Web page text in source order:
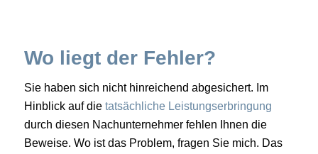
Wo liegt der Fehler?
Sie haben sich nicht hinreichend abgesichert. Im
Hinblick auf die tatsächliche Leistungserbringung
durch diesen Nachunternehmer fehlen Ihnen die
Beweise. Wo ist das Problem, fragen Sie mich. Das